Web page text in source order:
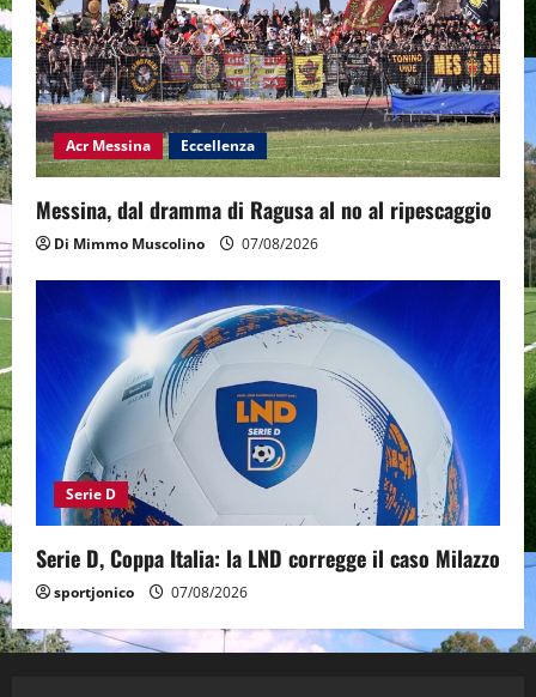
Acr Messina Eccellenza
Messina, dal dramma di Ragusa al no al ripescaggio
Di Mimmo Muscolino 07/08/2026
Serie D
Serie D, Coppa Italia: la LND corregge il caso Milazzo
sportjonico 07/08/2026